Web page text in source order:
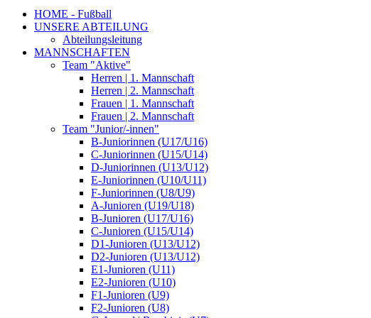
HOME - Fußball
UNSERE ABTEILUNG
Abteilungsleitung
MANNSCHAFTEN
Team "Aktive"
Herren | 1. Mannschaft
Herren | 2. Mannschaft
Frauen | 1. Mannschaft
Frauen | 2. Mannschaft
Team "Junior/-innen"
B-Juniorinnen (U17/U16)
C-Juniorinnen (U15/U14)
D-Juniorinnen (U13/U12)
E-Juniorinnen (U10/U11)
F-Juniorinnen (U8/U9)
A-Junioren (U19/U18)
B-Junioren (U17/U16)
C-Junioren (U15/U14)
D1-Junioren (U13/U12)
D2-Junioren (U13/U12)
E1-Junioren (U11)
E2-Junioren (U10)
F1-Junioren (U9)
F2-Junioren (U8)